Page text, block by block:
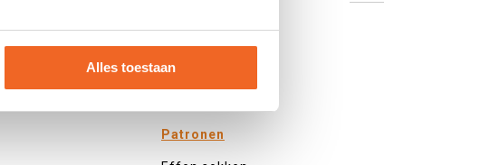
Alles toestaan
Patronen